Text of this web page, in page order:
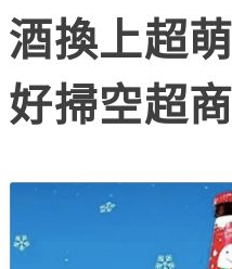
酒換上超
好掃空超商